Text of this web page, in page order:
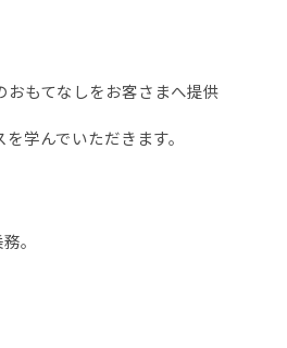
もてなしをお客さまへ提供
学んでいただきます。
。